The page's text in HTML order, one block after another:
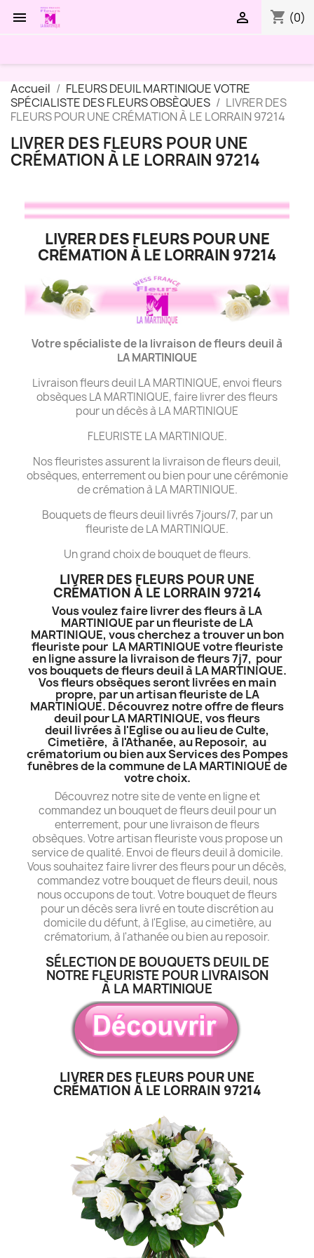
 shopping_cart (0)

Accueil
FLEURS DEUIL MARTINIQUE VOTRE
SPÉCIALISTE DES FLEURS OBSÈQUES
LIVRER DES
FLEURS POUR UNE CRÉMATION À LE LORRAIN 97214
LIVRER DES FLEURS POUR UNE
CRÉMATION À LE LORRAIN 97214
LIVRER DES FLEURS POUR UNE
CRÉMATION À LE LORRAIN 97214
Votre spécialiste de la livraison de fleurs deuil à
LA MARTINIQUE
Livraison fleurs deuil LA MARTINIQUE, envoi fleurs
obsèques LA MARTINIQUE, faire livrer des fleurs
pour un décès à LA MARTINIQUE
FLEURISTE LA MARTINIQUE.
Nos fleuristes assurent la livraison de fleurs deuil,
obsèques, enterrement ou bien pour une cérémonie
de crémation à LA MARTINIQUE.
Bouquets de fleurs deuil livrés 7jours/7, par un
fleuriste de LA MARTINIQUE.
Un grand choix de bouquet de fleurs.
LIVRER DES FLEURS POUR UNE
CRÉMATION À LE LORRAIN 97214
Vous voulez faire livrer des fleurs à LA
MARTINIQUE par un fleuriste de LA
MARTINIQUE, vous cherchez a trouver un bon
fleuriste pour LA MARTINIQUE votre fleuriste
en ligne assure la livraison de fleurs 7j7, pour
vos bouquets de fleurs deuil à LA MARTINIQUE.
Vos fleurs obsèques seront livrées en main
propre, par un artisan fleuriste de LA
MARTINIQUE. Découvrez notre offre de fleurs
deuil pour LA MARTINIQUE, vos fleurs
deuil livrées à l'Eglise ou au lieu de Culte,
Cimetière, à l'Athanée, au Reposoir, au
crématorium ou bien aux Services des Pompes
funèbres de la commune de LA MARTINIQUE de
votre choix.
Découvrez notre site de vente en ligne et
commandez un bouquet de fleurs deuil pour un
enterrement, pour une livraison de fleurs
obsèques. Votre artisan fleuriste vous propose un
service de qualité. Envoi de fleurs deuil à domicile.
Vous souhaitez faire livrer des fleurs pour un décès,
commandez votre bouquet de fleurs deuil, nous
nous occupons de tout. Votre bouquet de fleurs
pour un décès sera livré en toute discrétion au
domicile du défunt, à l'Eglise, au cimetière, au
crématorium, à l'athanée ou bien au reposoir.
SÉLECTION DE BOUQUETS DEUIL DE
NOTRE FLEURISTE POUR LIVRAISON
À LA MARTINIQUE
LIVRER DES FLEURS POUR UNE
CRÉMATION À LE LORRAIN 97214